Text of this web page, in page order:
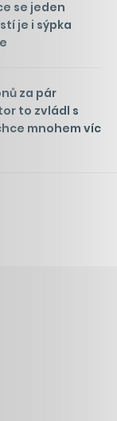
se jeden
je i sýpka
za pár
to zvládl s
mnohem víc